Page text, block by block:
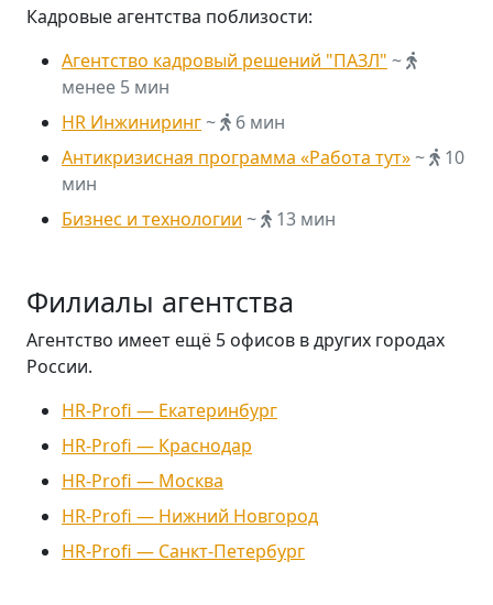
Кадровые агентства поблизости:
Агентство кадровый решений "ПАЗЛ" ~
менее 5 мин
HR Инжиниринг~
6 мин
Антикризисная программа «Работа тут»~
10
мин
Бизнес и технологии ~ 13 мин
Филиалы агентства
Агентство имеет ещё 5 офисов в других городах
России.
HR-Profi — Екатеринбург
HR-Profi — Краснодар
HR-Profi — Москва
НR-Profi — Нижний Новгород
HR-Profi — Санкт-Петербург